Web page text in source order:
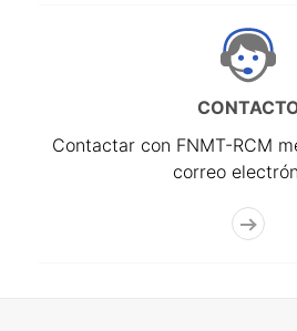
Contactar con FNMT-RCM
correo